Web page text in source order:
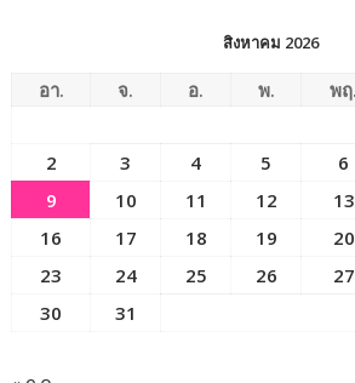
สิงหาคม 2026
อา. จ. อ. พ. พฤ.
2
3 4 5 6
9
10 11 12 13
16
17 18 19 20
23
24 25 26 27
30
31